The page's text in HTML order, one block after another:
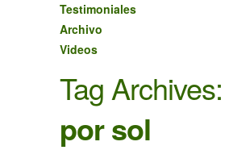
Testimoniales
Archivo
Videos
Tag Archives:
por sol